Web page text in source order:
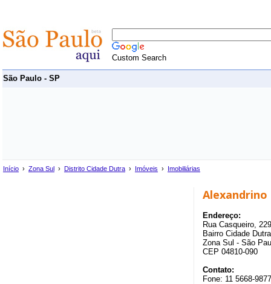
Custom Search
São Paulo - SP
Início › Zona Sul › Distrito Cidade Dutra › Imóveis › Imobiliárias
Alexandrino
Endereço:
Rua Casqueiro, 229
Bairro Cidade
Zona Sul - São
CEP 04810-090
Contato:
Fone: 11 5668-9877